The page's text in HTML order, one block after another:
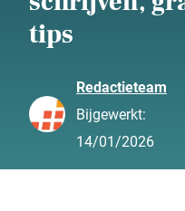
tips
Redactieteam
Bijgewerkt:
14/01/2026